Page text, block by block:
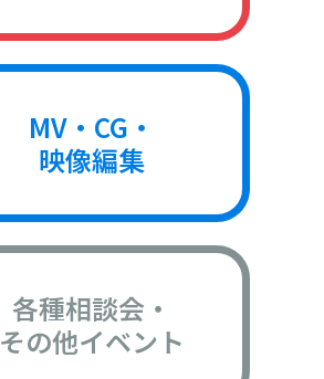
MV・CG・
映像編集
各種相談会・
その他イベント